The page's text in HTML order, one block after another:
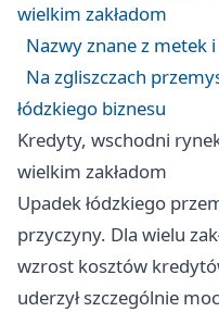
wielkim zakładom
Nazwy znane z metek
Na zgliszczach
łódzkiego biznesu
Kredyty, wschodni
wielkim zakładom
Upadek łódzkiego
przyczyny. Dla wielu
wzrost kosztów
uderzył szczególnie